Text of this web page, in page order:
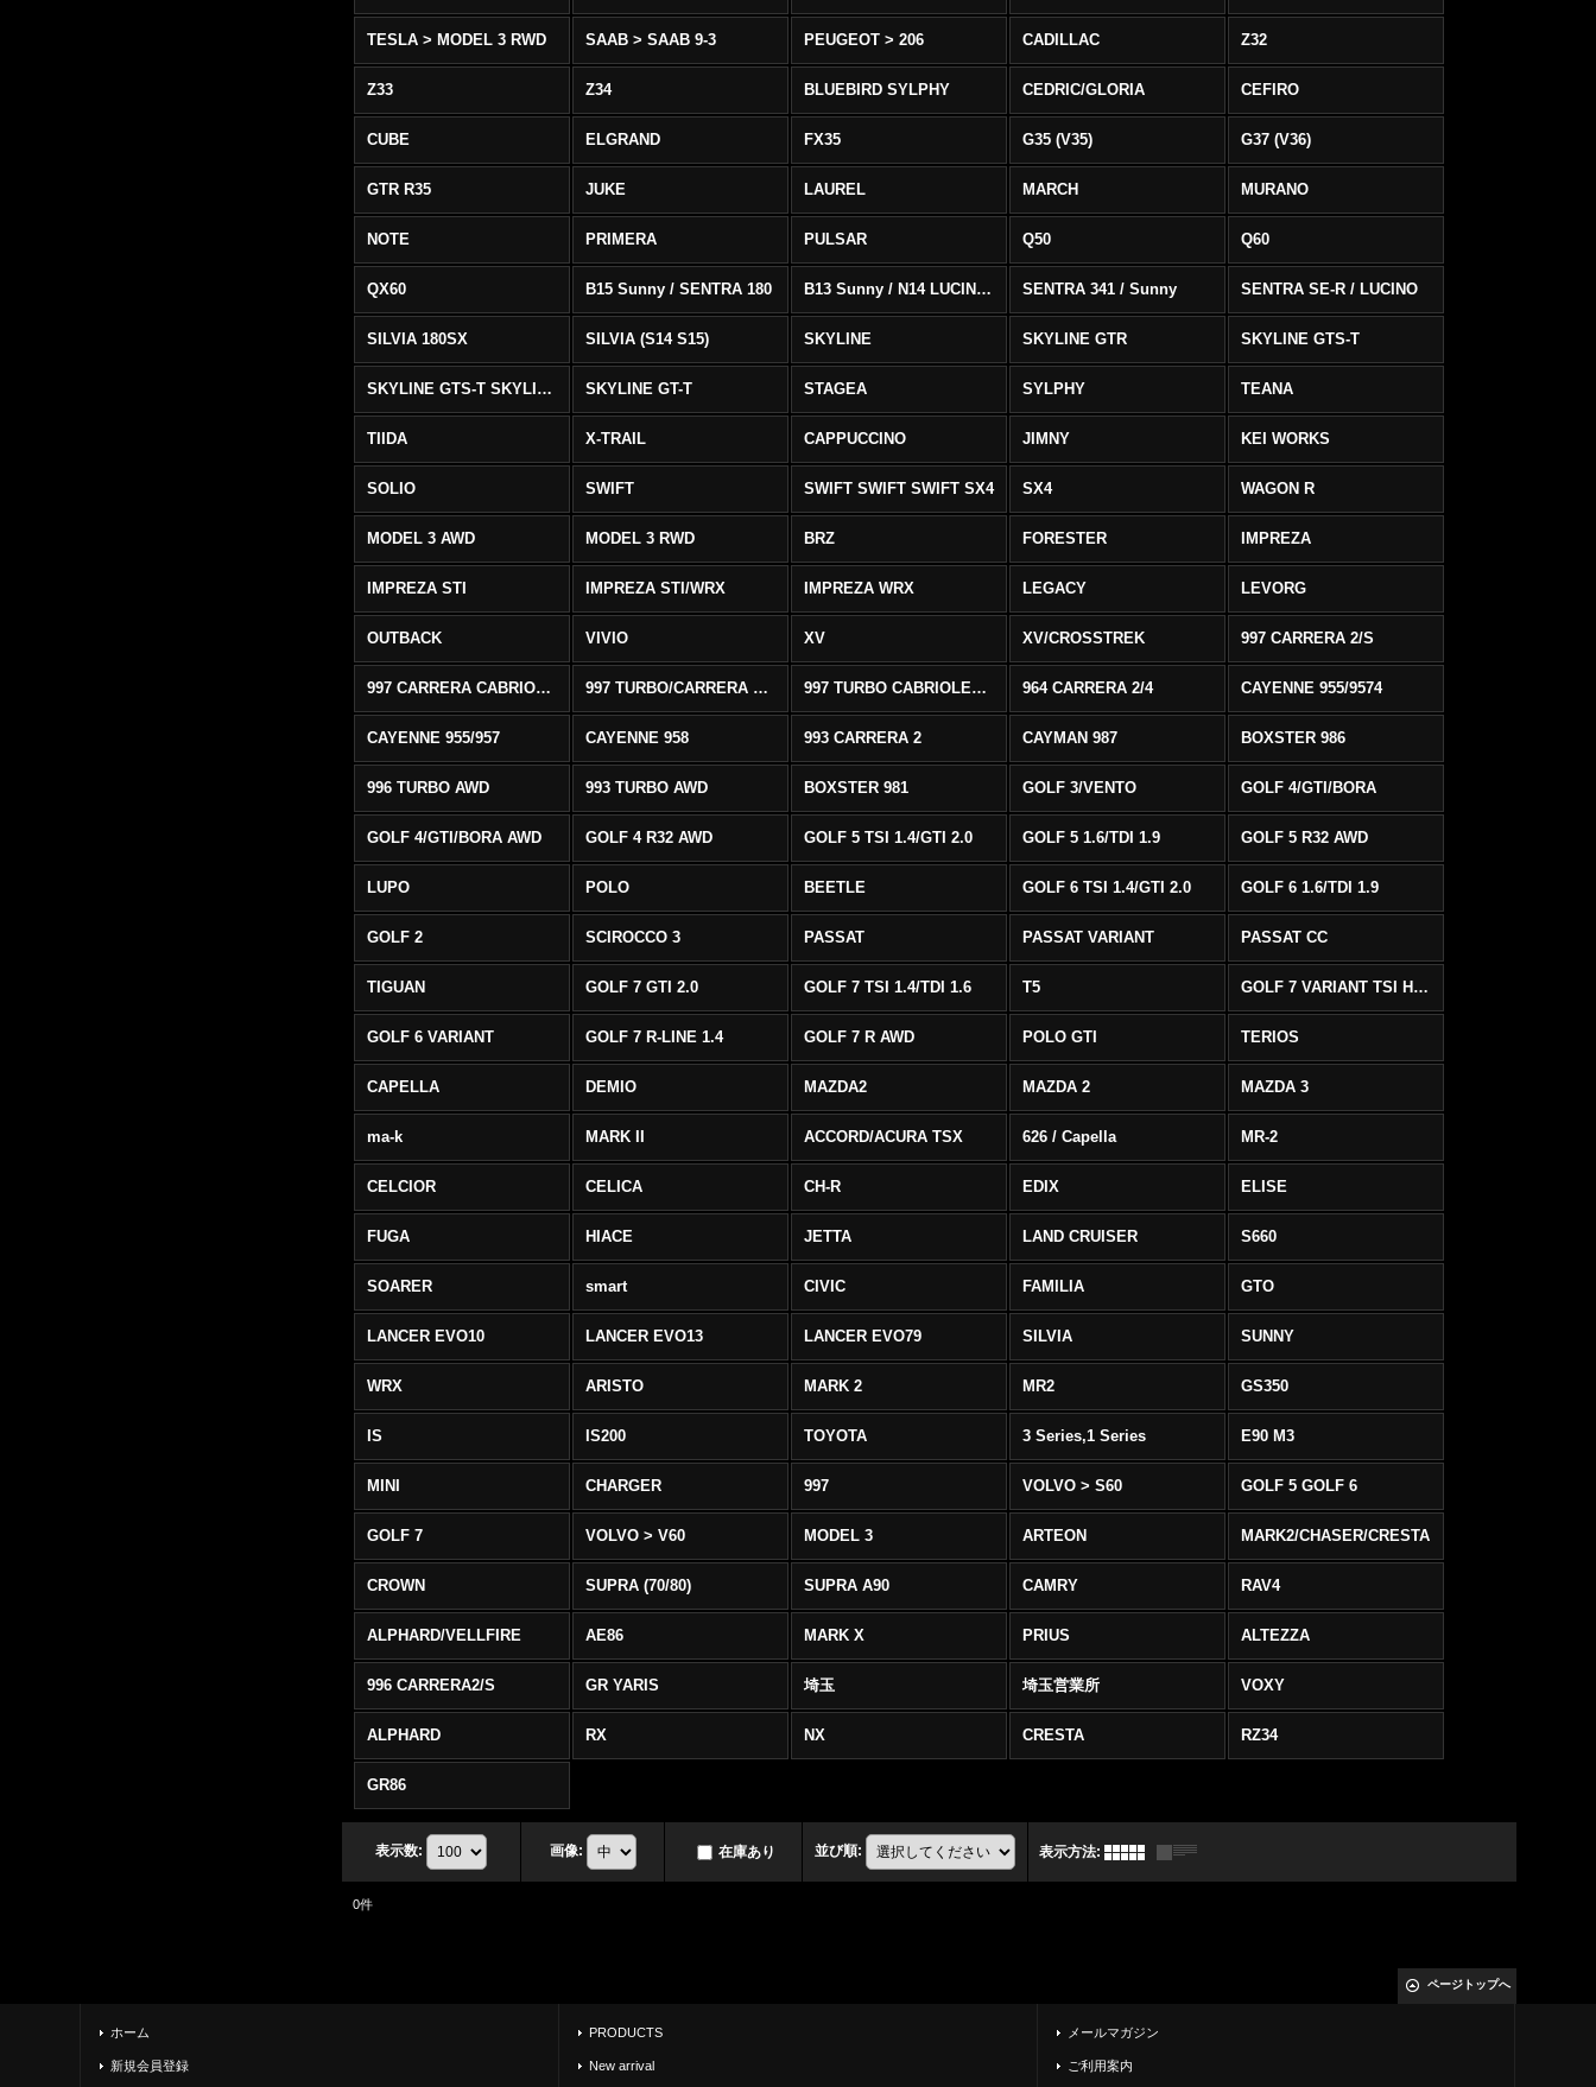
TESLA > MODEL 3 RWD SAAB > SAAB 9-3 PEUGEOT > 206 CADILLAC Z32
Z33 Z34 BLUEBIRD SYLPHY CEDRIC/GLORIA CEFIRO
CUBE ELGRAND FX35 G35 (V35) G37 (V36)
GTR R35 JUKE LAUREL MARCH MURANO
NOTE PRIMERA PULSAR Q50 Q60
QX60 B15 Sunny / SENTRA 180 B13 Sunny / N14 LUCINO / SENTRA 331 SENTRA 341 / Sunny SENTRA SE-R / LUCINO
SILVIA 180SX SILVIA (S14 S15) SKYLINE SKYLINE GTR SKYLINE GTS-T
SKYLINE GTS-T SKYLINE GTS-T SKYLINE GT-T STAGEA SYLPHY TEANA
TIIDA X-TRAIL CAPPUCCINO JIMNY KEI WORKS
SOLIO SWIFT SWIFT SWIFT SWIFT SX4 SX4 WAGON R
MODEL 3 AWD MODEL 3 RWD BRZ FORESTER IMPREZA
IMPREZA STI IMPREZA STI/WRX IMPREZA WRX LEGACY LEVORG
OUTBACK VIVIO XV XV/CROSSTREK 997 CARRERA 2/S
997 CARRERA CABRIOLET 2/S 997 TURBO/CARRERA 4/4S AWD 997 TURBO CABRIOLET AWD 964 CARRERA 2/4 CAYENNE 955/9574
CAYENNE 955/957 CAYENNE 958 993 CARRERA 2 CAYMAN 987 BOXSTER 986
996 TURBO AWD 993 TURBO AWD BOXSTER 981 GOLF 3/VENTO GOLF 4/GTI/BORA
GOLF 4/GTI/BORA AWD GOLF 4 R32 AWD GOLF 5 TSI 1.4/GTI 2.0 GOLF 5 1.6/TDI 1.9 GOLF 5 R32 AWD
LUPO POLO BEETLE GOLF 6 TSI 1.4/GTI 2.0 GOLF 6 1.6/TDI 1.9
GOLF 2 SCIROCCO 3 PASSAT PASSAT VARIANT PASSAT CC
TIGUAN GOLF 7 GTI 2.0 GOLF 7 TSI 1.4/TDI 1.6 T5 GOLF 7 VARIANT TSI HIGHLINE/R-LINE
GOLF 6 VARIANT GOLF 7 R-LINE 1.4 GOLF 7 R AWD POLO GTI TERIOS
CAPELLA DEMIO MAZDA2 MAZDA 2 MAZDA 3
ma-k MARK II ACCORD/ACURA TSX 626 / Capella MR-2
CELCIOR CELICA CH-R EDIX ELISE
FUGA HIACE JETTA LAND CRUISER S660
SOARER smart CIVIC FAMILIA GTO
LANCER EVO10 LANCER EVO13 LANCER EVO79 SILVIA SUNNY
WRX ARISTO MARK 2 MR2 GS350
IS IS200 TOYOTA 3 Series,1 Series E90 M3
MINI CHARGER 997 VOLVO > S60 GOLF 5 GOLF 6
GOLF 7 VOLVO > V60 MODEL 3 ARTEON MARK2/CHASER/CRESTA
CROWN SUPRA (70/80) SUPRA A90 CAMRY RAV4
ALPHARD/VELLFIRE AE86 MARK X PRIUS ALTEZZA
996 CARRERA2/S GR YARIS 埼玉 埼玉営業所 VOXY
ALPHARD RX NX CRESTA RZ34
GR86
表示数: 画像: 在庫あり 並び順: 表示方法:
0件
ページトップへ
ホーム
新規会員登録
PRODUCTS
New arrival
メールマガジン
ご利用案内